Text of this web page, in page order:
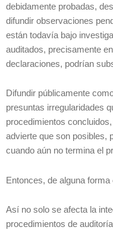
debidamente probadas,
difundir observaciones
están todavía bajo
auditados, precisamente
declaraciones, podrían
Difundir públicamente
presuntas irregularidades
procedimientos
advierte que son posibles,
cuando aún no termina el
Entonces, de alguna
Así no solo se afecta la
procedimientos de